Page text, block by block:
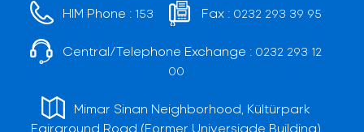
HIM Phone : 153 Fax : 0232 293 39 95
Central/Telephone Exchange : 0232 293 12
00
Mimar Sinan Neighborhood, Kültürpark
Fairground Road (Former Universiade Building)